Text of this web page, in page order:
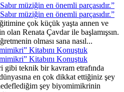
müziğin en önemli parçasıdır.”
müziğin en önemli parçasıdır.”
çok küçük yaşta annen ve
olan Renata Çavdar ile başlamışsın.
olması sana nasıl...
Kitabını Konuştuk
Kitabını Konuştuk
teknik bir kavram etrafında
en çok dikkat ettiğiniz şey
şey biyomimikrinin